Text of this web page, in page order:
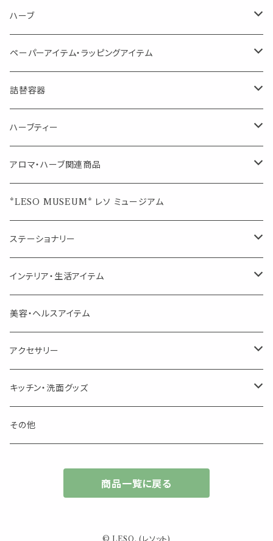
体感-4℃ !? 薄荷をブレンドしたアロマスプレー
AroMachi アロマチ 町の香り
Mask&Pillow Aroma
シングル
ブレンド
キャリアオイル
エッセンシャルオイル
ディフューザー
ハーブ
サシェ・香り袋
ハーブティー
シングル
ブレンド
箱入りアソート
キャンディー
ペーパーアイテム・ラッピングアイテム
シーリングワックス シール
ペーパークリップ
ウェルカムボード・装飾
席札クリップ
プチギフト
詰替容器
ロールオンボトル
スプレーボトル
スポイトボトル
精油用ボトル
ポンプ式ボトル
リップ容器
スクリュー容器
チューブ
スライドケース
ハーブティー
ブレンド
ジュエル オブ ビューティー
美人さんのハーブティー
シングル
アロマ・ハーブ関連商品
エッセンシャルオイル
シングル
ブレンド
クラフト器材・道具
キャリアオイル・ワックス
道具
お香・サシェ・キャンドル
線香
サシェ・香り袋
ディフューザー
アロマオイルウォーマー
アロマストーン
*LESO MUSEUM* レソ ミュージアム
ステーショナリー
デザインクリップ
記号（ハート,星,etc）
音楽・楽器
ページオープナー・ワイドクリップ
ポストカード・メッセージカード
フック・マグネット・画鋲
ステッカー・マスキングテープ・付箋
インテリア・生活アイテム
オブジェ
キャンドル・お香
ウォールアイテム
フック・マグネット・画鋲
収納・小物トレー
美容・ヘルスアイテム
アクセサリー
ブローチ・ピンバッチ
ピアス
キッチン・洗面グッズ
カトラリー
その他
商品一覧に戻る
© LESO. (レソット)